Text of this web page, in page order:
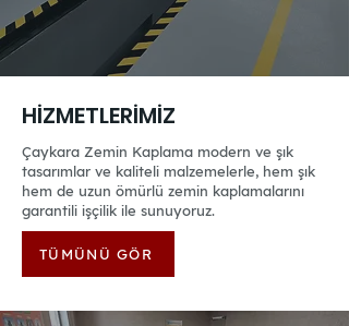
HİZMETLERİMİZ
Çaykara Zemin Kaplama modern ve şık
tasarımlar ve kaliteli malzemelerle, hem şık
hem de uzun ömürlü zemin kaplamalarını
garantili işçilik ile sunuyoruz.
TÜMÜNÜ GÖR